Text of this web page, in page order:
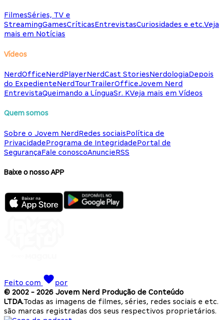
FilmesSéries, TV e
StreamingGamesCríticasEntrevistasCuriosidades e etc.Veja
mais em Notícias
Vídeos
NerdOfficeNerdPlayerNerdCast StoriesNerdologiaDepois
do ExpedienteNerdTourTrailerOfficeJovem Nerd
EntrevistaQueimando a LínguaSr. KVeja mais em Vídeos
Quem somos
Sobre o Jovem NerdRedes sociaisPolítica de
PrivacidadePrograma de IntegridadePortal de
SegurançaFale conoscoAnuncieRSS
Baixe o nosso APP
Feito com
por
© 2002 - 2026 Jovem Nerd Produção de Conteúdo
LTDA.Todas as imagens de filmes, séries, redes sociais e etc.
são marcas registradas dos seus respectivos proprietários.